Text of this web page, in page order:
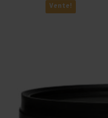
Vente!